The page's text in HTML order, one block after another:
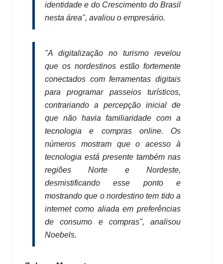
identidade e do Crescimento do Brasil
nesta área", avaliou o empresário.
"A digitalização no turismo revelou
que os nordestinos estão fortemente
conectados com ferramentas digitais
para programar passeios turísticos,
contrariando a percepção inicial de
que não havia familiaridade com a
tecnologia e compras online. Os
números mostram que o acesso à
tecnologia está presente também nas
regiões Norte e Nordeste,
desmistificando esse ponto e
mostrando que o nordestino tem tido a
internet como aliada em preferências
de consumo e compras", analisou
Noebels.